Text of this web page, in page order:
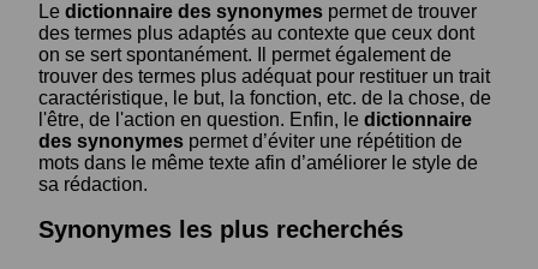
Le dictionnaire des synonymes permet de trouver
des termes plus adaptés au contexte que ceux dont
on se sert spontanément. Il permet également de
trouver des termes plus adéquat pour restituer un trait
caractéristique, le but, la fonction, etc. de la chose, de
l'être, de l'action en question. Enfin, le dictionnaire
des synonymes permet d’éviter une répétition de
mots dans le même texte afin d’améliorer le style de
sa rédaction.
Synonymes les plus recherchés